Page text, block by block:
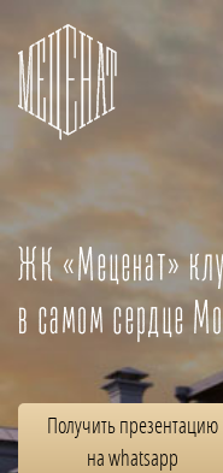
ЖК «Меценат»
в самом сердце
Получить презентацию
на whatsapp